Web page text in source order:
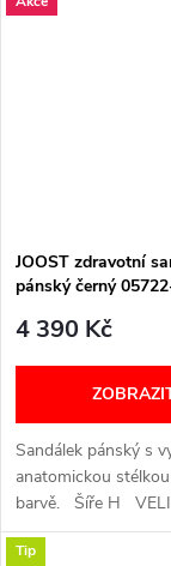
VELIKOSTNÍ
JOOST zdravotní
pánský černý
4 390 Kč
Sandálek pánský s
anatomickou
barvě. Šíře H
TABULKA
Tip